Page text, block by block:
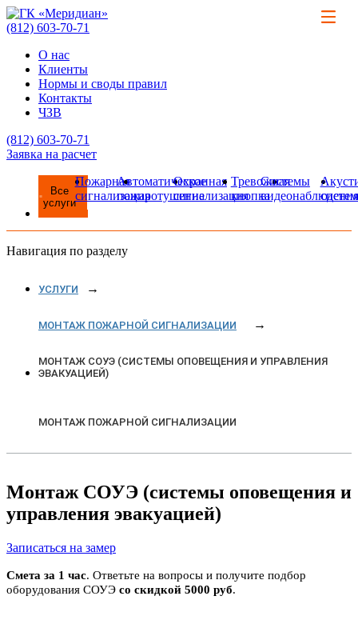
(812) 603-70-71
О нас
Клиенты
Нормы и своды правил
Контакты
ЧЗВ
(812) 603-70-71
Заявка на расчет
Все
услуги
Пожарная
сигнализация
Автоматическое
пожаротушение
Охранная
сигнализация
Тревожная
кнопка
Системы
видеонаблюдения
Навигация по разделу
УСЛУГИ
МОНТАЖ ПОЖАРНОЙ СИГНАЛИЗАЦИИ
МОНТАЖ СОУЭ (СИСТЕМЫ ОПОВЕЩЕНИЯ И УПРАВЛЕНИЯ
ЭВАКУАЦИЕЙ)
МОНТАЖ ПОЖАРНОЙ СИГНАЛИЗАЦИИ
Монтаж СОУЭ (системы оповещения и
управления эвакуацией)
Записаться на замер
Смета за 1 час. Ответьте на вопросы и получите подбор
оборудования СОУЭ со скидкой 5000 руб.